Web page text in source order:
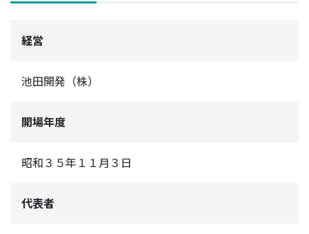
経営
池田開発（株）
開場年度
昭和３５年１１月３日
代表者